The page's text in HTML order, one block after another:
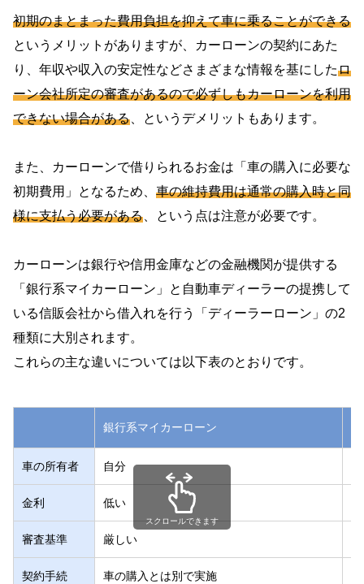
初期のまとまった費用負担を抑えて車に乗ることができる
というメリットがありますが、カーローンの契約にあた
り、年収や収入の安定性などさまざまな情報を基にしたロ
ーン会社所定の審査があるので必ずしもカーローンを利用
できない場合がある、というデメリットもあります。
また、カーローンで借りられるお金は「車の購入に必要な
初期費用」となるため、 車の維持費用は通常の購入時と同
様に支払う必要がある、という点は注意が必要です。
カーローンは銀行や信用金庫などの金融機関が提供する
「銀行系マイカーローン」と自動車ディーラーの提携して
いる信販会社から借入れを行う「ディーラーローン」の2
種類に大別されます。
これらの主な違いについては以下表のとおりです。
銀行系マイカーローン
車の所有者 自分
金利 低い
審査基準 厳しい
契約手続 車の購入とは別で実施
スクロールできます